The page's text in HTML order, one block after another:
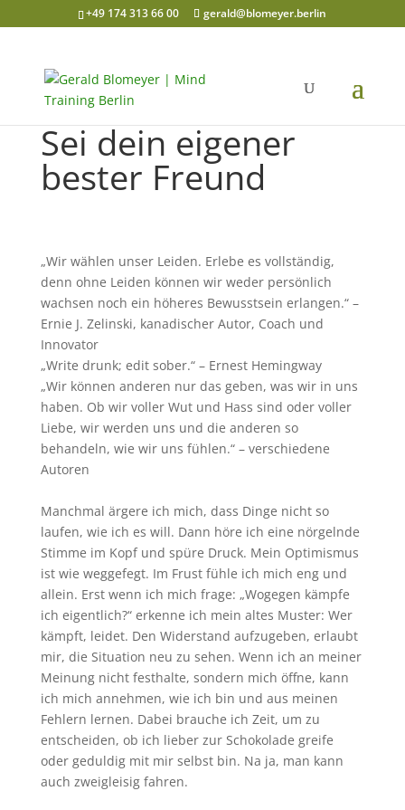
+49 174 313 66 00 gerald@blomeyer.berlin
Sei dein eigener
bester Freund
„Wir wählen unser Leiden. Erlebe es vollständig,
denn ohne Leiden können wir weder persönlich
wachsen noch ein höheres Bewusstsein erlangen.“ –
Ernie J. Zelinski, kanadischer Autor, Coach und
Innovator
„Write drunk; edit sober.“ – Ernest Hemingway
„Wir können anderen nur das geben, was wir in uns
haben. Ob wir voller Wut und Hass sind oder voller
Liebe, wir werden uns und die anderen so
behandeln, wie wir uns fühlen.“ – verschiedene
Autoren
Manchmal ärgere ich mich, dass Dinge nicht so
laufen, wie ich es will. Dann höre ich eine nörgelnde
Stimme im Kopf und spüre Druck. Mein Optimismus
ist wie weggefegt. Im Frust fühle ich mich eng und
allein. Erst wenn ich mich frage: „Wogegen kämpfe
ich eigentlich?“ erkenne ich mein altes Muster: Wer
kämpft, leidet. Den Widerstand aufzugeben, erlaubt
mir, die Situation neu zu sehen. Wenn ich an meiner
Meinung nicht festhalte, sondern mich öffne, kann
ich mich annehmen, wie ich bin und aus meinen
Fehlern lernen. Dabei brauche ich Zeit, um zu
entscheiden, ob ich lieber zur Schokolade greife
oder geduldig mit mir selbst bin. Na ja, man kann
auch zweigleisig fahren.